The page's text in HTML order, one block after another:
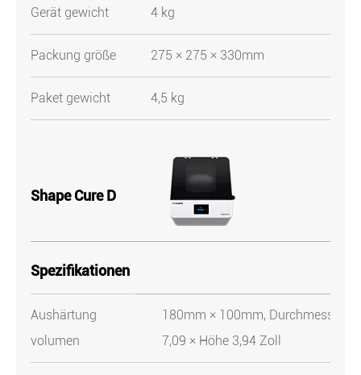
Gerät gewicht 4 kg
Packung größe 275 × 275 × 330mm
Paket gewicht 4,5 kg
Shape Cure D
Spezifikationen
Aushärtung
volumen
180mm × 100mm, Durchmesser
7,09 × Höhe 3,94 Zoll